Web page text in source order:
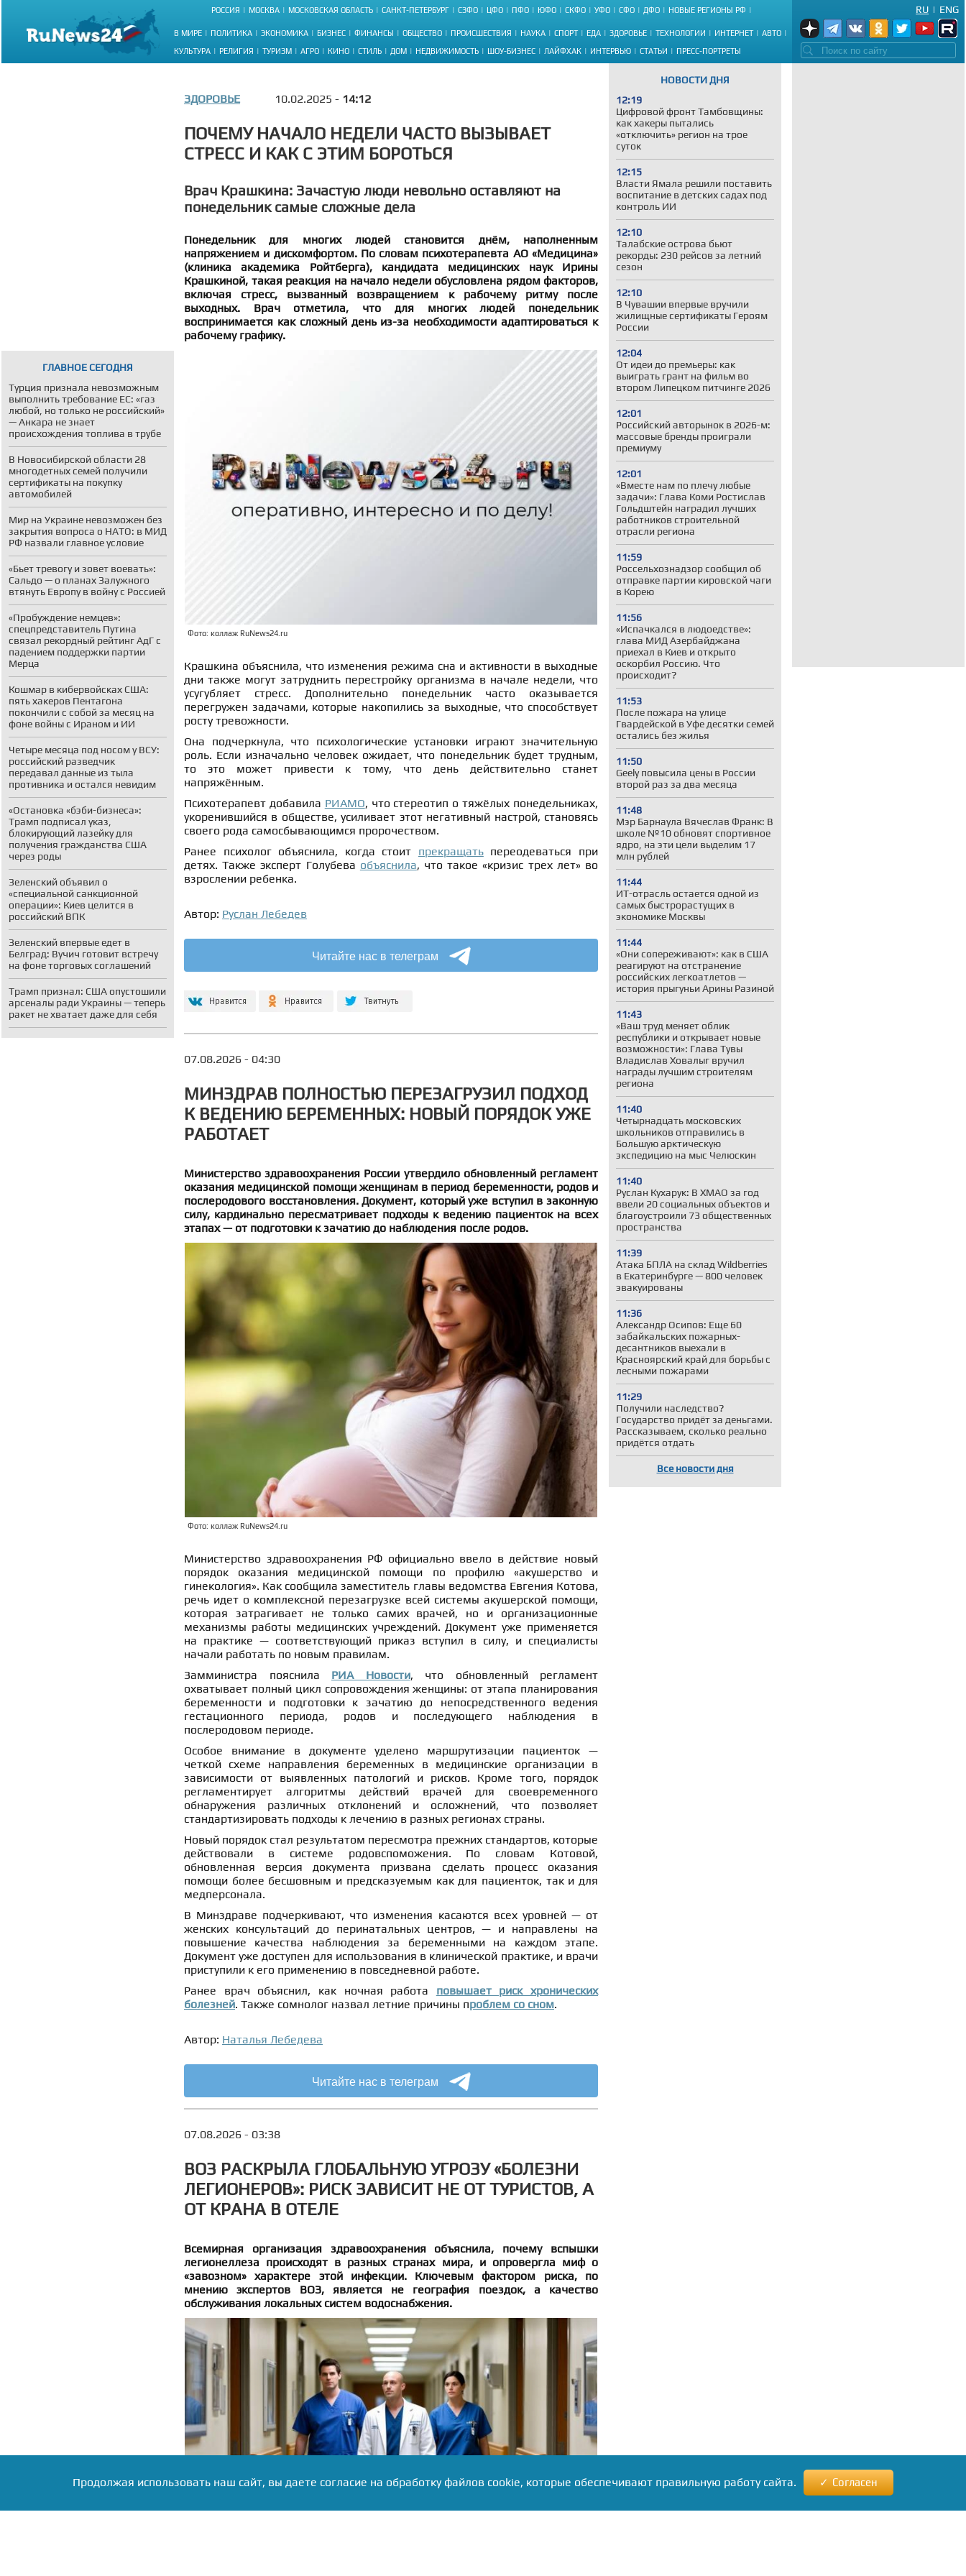
РОССИЯ МОСКВА МОСКОВСКАЯ ОБЛАСТЬ САНКТ-ПЕТЕРБУРГ СЗФО ЦФО ПФО ЮФО СКФО УФО СФО ДФО НОВЫЕ РЕГИОНЫ РФ
В МИРЕ ПОЛИТИКА ЭКОНОМИКА БИЗНЕС ФИНАНСЫ ОБЩЕСТВО ПРОИСШЕСТВИЯ НАУКА СПОРТ ЕДА ЗДОРОВЬЕ ТЕХНОЛОГИИ ИНТЕРНЕТ АВТО
КУЛЬТУРА РЕЛИГИЯ ТУРИЗМ АГРО КИНО СТИЛЬ ДОМ НЕДВИЖИМОСТЬ ШОУ-БИЗНЕС ЛАЙФХАК ИНТЕРВЬЮ СТАТЬИ ПРЕСС-ПОРТРЕТЫ
ENG
|
RU
ГЛАВНОЕ СЕГОДНЯ
Турция признала невозможным
выполнить требование ЕС: «газ
любой, но только не российский»
— Анкара не знает
происхождения топлива в трубе
В Новосибирской области 28
многодетных семей получили
сертификаты на покупку
автомобилей
Мир на Украине невозможен без
закрытия вопроса о НАТО: в МИД
РФ назвали главное условие
«Бьет тревогу и зовет воевать»:
Сальдо — о планах Залужного
втянуть Европу в войну с Россией
«Пробуждение немцев»:
спецпредставитель Путина
связал рекордный рейтинг АдГ с
падением поддержки партии
Мерца
Кошмар в кибервойсках США:
пять хакеров Пентагона
покончили с собой за месяц на
фоне войны с Ираном и ИИ
Четыре месяца под носом у ВСУ:
российский разведчик
передавал данные из тыла
противника и остался невидим
«Остановка «бэби-бизнеса»:
Трамп подписал указ,
блокирующий лазейку для
получения гражданства США
через роды
Зеленский объявил о
«специальной санкционной
операции»: Киев целится в
российский ВПК
Зеленский впервые едет в
Белград: Вучич готовит встречу
на фоне торговых соглашений
Трамп признал: США опустошили
арсеналы ради Украины — теперь
ракет не хватает даже для себя
НОВОСТИ ДНЯ
12:19
Цифровой фронт Тамбовщины:
как хакеры пытались
«отключить» регион на трое
суток
12:15
Власти Ямала решили поставить
воспитание в детских садах под
контроль ИИ
12:10
Талабские острова бьют
рекорды: 230 рейсов за летний
сезон
12:10
В Чувашии впервые вручили
жилищные сертификаты Героям
России
12:04
От идеи до премьеры: как
выиграть грант на фильм во
втором Липецком питчинге 2026
12:01
Российский авторынок в 2026-м:
массовые бренды проиграли
премиуму
12:01
«Вместе нам по плечу любые
задачи»: Глава Коми Ростислав
Гольдштейн наградил лучших
работников строительной
отрасли региона
11:59
Россельхознадзор сообщил об
отправке партии кировской чаги
в Корею
11:56
«Испачкался в людоедстве»:
глава МИД Азербайджана
приехал в Киев и открыто
оскорбил Россию. Что
происходит?
11:53
После пожара на улице
Гвардейской в Уфе десятки семей
остались без жилья
11:50
Geely повысила цены в России
второй раз за два месяца
11:48
Мэр Барнаула Вячеслав Франк: В
школе №10 обновят спортивное
ядро, на эти цели выделим 17
млн рублей
11:44
ИТ-отрасль остается одной из
самых быстрорастущих в
экономике Москвы
11:44
«Они сопереживают»: как в США
реагируют на отстранение
российских легкоатлетов —
история прыгуньи Арины Разиной
11:43
«Ваш труд меняет облик
республики и открывает новые
возможности»: Глава Тувы
Владислав Ховалыг вручил
награды лучшим строителям
региона
11:40
Четырнадцать московских
школьников отправились в
Большую арктическую
экспедицию на мыс Челюскин
11:40
Руслан Кухарук: В ХМАО за год
ввели 20 социальных объектов и
благоустроили 73 общественных
пространства
11:39
Атака БПЛА на склад Wildberries
в Екатеринбурге — 800 человек
эвакуированы
11:36
Александр Осипов: Еще 60
забайкальских пожарных-
десантников выехали в
Красноярский край для борьбы с
лесными пожарами
11:29
Получили наследство?
Государство придёт за деньгами.
Рассказываем, сколько реально
придётся отдать
Все новости дня
ЗДОРОВЬЕ 10.02.2025 - 14:12
ПОЧЕМУ НАЧАЛО НЕДЕЛИ ЧАСТО ВЫЗЫВАЕТ
СТРЕСС И КАК С ЭТИМ БОРОТЬСЯ
Врач Крашкина: Зачастую люди невольно оставляют на
понедельник самые сложные дела
Понедельник для многих людей становится днём, наполненным
напряжением и дискомфортом. По словам психотерапевта АО «Медицина»
(клиника академика Ройтберга), кандидата медицинских наук Ирины
Крашкиной, такая реакция на начало недели обусловлена рядом факторов,
включая стресс, вызванный возвращением к рабочему ритму после
выходных. Врач отметила, что для многих людей понедельник
воспринимается как сложный день из-за необходимости адаптироваться к
рабочему графику.
Фото: коллаж RuNews24.ru
Крашкина объяснила, что изменения режима сна и активности в выходные
дни также могут затруднить перестройку организма в начале недели, что
усугубляет стресс. Дополнительно понедельник часто оказывается
перегружен задачами, которые накопились за выходные, что способствует
росту тревожности.
Она подчеркнула, что психологические установки играют значительную
роль. Если изначально человек ожидает, что понедельник будет трудным,
то это может привести к тому, что день действительно станет
напряжённым.
Психотерапевт добавила РИАМО, что стереотип о тяжёлых понедельниках,
укоренившийся в обществе, усиливает этот негативный настрой, становясь
своего рода самосбывающимся пророчеством.
Ранее психолог объяснила, когда стоит прекращатьпереодеваться при
детях. Также эксперт Голубева объяснила, что такое «кризис трех лет» во
взрослении ребенка.
Автор: Руслан Лебедев
Читайте нас в телеграм
07.08.2026 - 04:30
МИНЗДРАВ ПОЛНОСТЬЮ ПЕРЕЗАГРУЗИЛ ПОДХОД
К ВЕДЕНИЮ БЕРЕМЕННЫХ: НОВЫЙ ПОРЯДОК УЖЕ
РАБОТАЕТ
Министерство здравоохранения России утвердило обновленный регламент
оказания медицинской помощи женщинам в период беременности, родов и
послеродового восстановления. Документ, который уже вступил в законную
силу, кардинально пересматривает подходы к ведению пациенток на всех
этапах — от подготовки к зачатию до наблюдения после родов.
Фото: коллаж RuNews24.ru
Министерство здравоохранения РФ официально ввело в действие новый
порядок оказания медицинской помощи по профилю «акушерство и
гинекология». Как сообщила заместитель главы ведомства Евгения Котова,
речь идет о комплексной перезагрузке всей системы акушерской помощи,
которая затрагивает не только самих врачей, но и организационные
механизмы работы медицинских учреждений. Документ уже применяется
на практике — соответствующий приказ вступил в силу, и специалисты
начали работать по новым правилам.
Замминистра пояснила РИА Новости, что обновленный регламент
охватывает полный цикл сопровождения женщины: от этапа планирования
беременности и подготовки к зачатию до непосредственного ведения
гестационного периода, родов и последующего наблюдения в
послеродовом периоде.
Особое внимание в документе уделено маршрутизации пациенток —
четкой схеме направления беременных в медицинские организации в
зависимости от выявленных патологий и рисков. Кроме того, порядок
регламентирует алгоритмы действий врачей для своевременного
обнаружения различных отклонений и осложнений, что позволяет
стандартизировать подходы к лечению в разных регионах страны.
Новый порядок стал результатом пересмотра прежних стандартов, которые
действовали в системе родовспоможения. По словам Котовой,
обновленная версия документа призвана сделать процесс оказания
помощи более бесшовным и предсказуемым как для пациенток, так и для
медперсонала.
В Минздраве подчеркивают, что изменения касаются всех уровней — от
женских консультаций до перинатальных центров, — и направлены на
повышение качества наблюдения за беременными на каждом этапе.
Документ уже доступен для использования в клинической практике, и врачи
приступили к его применению в повседневной работе.
Ранее врач объяснил, как ночная работа повышает риск хронических
болезней. Также сомнолог назвал летние причины проблем со сном.
Автор: Наталья Лебедева
Читайте нас в телеграм
07.08.2026 - 03:38
ВОЗ РАСКРЫЛА ГЛОБАЛЬНУЮ УГРОЗУ «БОЛЕЗНИ
ЛЕГИОНЕРОВ»: РИСК ЗАВИСИТ НЕ ОТ ТУРИСТОВ, А
ОТ КРАНА В ОТЕЛЕ
Всемирная организация здравоохранения объяснила, почему вспышки
легионеллеза происходят в разных странах мира, и опровергла миф о
«завозном» характере этой инфекции. Ключевым фактором риска, по
мнению экспертов ВОЗ, является не география поездок, а качество
обслуживания локальных систем водоснабжения.
Продолжая использовать наш сайт, вы даете согласие на обработку файлов cookie, которые обеспечивают правильную работу сайта. Согласен